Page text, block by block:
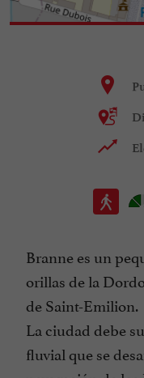
Branne es un
orillas de la
de Saint-Emilion.
La ciudad debe
fluvial que se